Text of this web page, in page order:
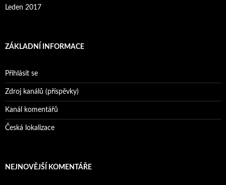
Leden 2017
ZÁKLADNÍ INFORMACE
Přihlásit se
Zdroj kanálů (příspěvky)
Kanál komentářů
Česká lokalizace
NEJNOVĚJŠÍ KOMENTÁŘE